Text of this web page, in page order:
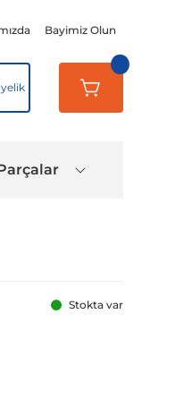
Bayimiz Olun
Stokta var